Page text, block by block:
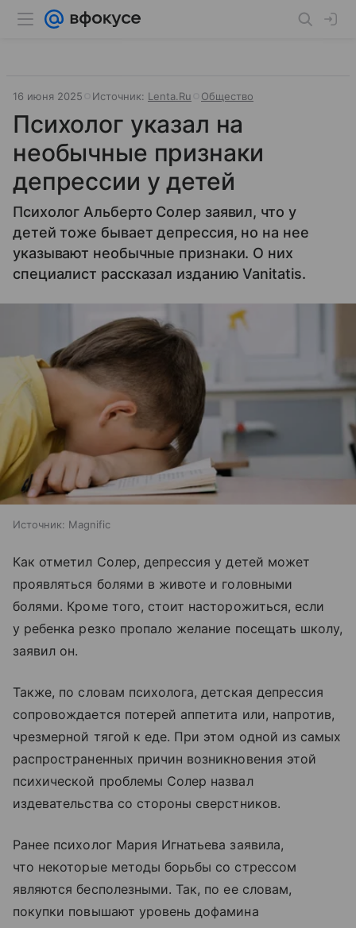
16 июня 2025 Источник: Lenta.Ru Общество
Психолог указал на
необычные признаки
депрессии у детей
Психолог Альберто Солер заявил, что у
детей тоже бывает депрессия, но на нее
указывают необычные признаки. О них
специалист рассказал изданию Vanitatis.
Источник: Magnific
Как отметил Солер, депрессия у детей может
проявляться болями в животе и головными
болями. Кроме того, стоит насторожиться, если
у ребенка резко пропало желание посещать школу,
заявил он.
Также, по словам психолога, детская депрессия
сопровождается потерей аппетита или, напротив,
чрезмерной тягой к еде. При этом одной из самых
распространенных причин возникновения этой
психической проблемы Солер назвал
издевательства со стороны сверстников.
Ранее психолог Мария Игнатьева заявила,
что некоторые методы борьбы со стрессом
являются бесполезными. Так, по ее словам,
покупки повышают уровень дофамина